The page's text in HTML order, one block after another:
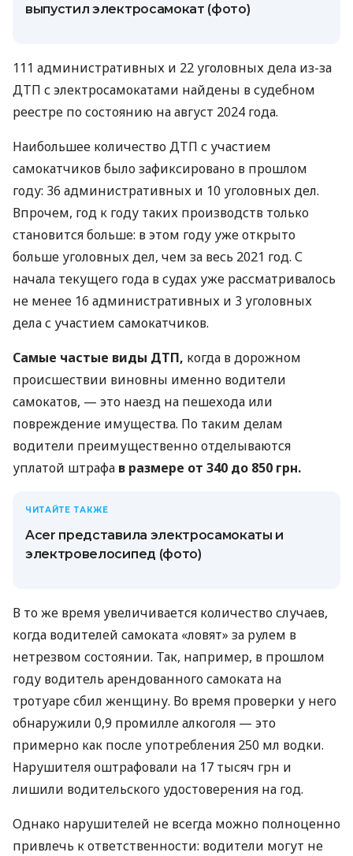
выпустил электросамокат (фото)
111 административных и 22 уголовных дела из-за
ДТП с электросамокатами найдены в судебном
реестре по состоянию на август 2024 года.
Наибольшее количество ДТП с участием
самокатчиков было зафиксировано в прошлом
году: 36 административных и 10 уголовных дел.
Впрочем, год к году таких производств только
становится больше: в этом году уже открыто
больше уголовных дел, чем за весь 2021 год. С
начала текущего года в судах уже рассматривалось
не менее 16 административных и 3 уголовных
дела с участием самокатчиков.
Самые частые виды ДТП, когда в дорожном
происшествии виновны именно водители
самокатов, — это наезд на пешехода или
повреждение имущества. По таким делам
водители преимущественно отделываются
уплатой штрафа в размере от 340 до 850 грн.
ЧИТАЙТЕ ТАКЖЕ
Acer представила электросамокаты и
электровелосипед (фото)
В то же время увеличивается количество случаев,
когда водителей самоката «ловят» за рулем в
нетрезвом состоянии. Так, например, в прошлом
году водитель арендованного самоката на
тротуаре сбил женщину. Во время проверки у него
обнаружили 0,9 промилле алкоголя — это
примерно как после употребления 250 мл водки.
Нарушителя оштрафовали на 17 тысяч грн и
лишили водительского удостоверения на год.
Однако нарушителей не всегда можно полноценно
привлечь к ответственности: водители могут не